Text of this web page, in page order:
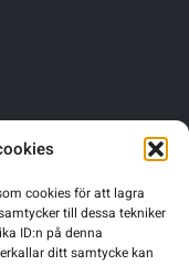
cookies för att lagra
till dessa tekniker
ID:n på denna
ditt samtycke kan